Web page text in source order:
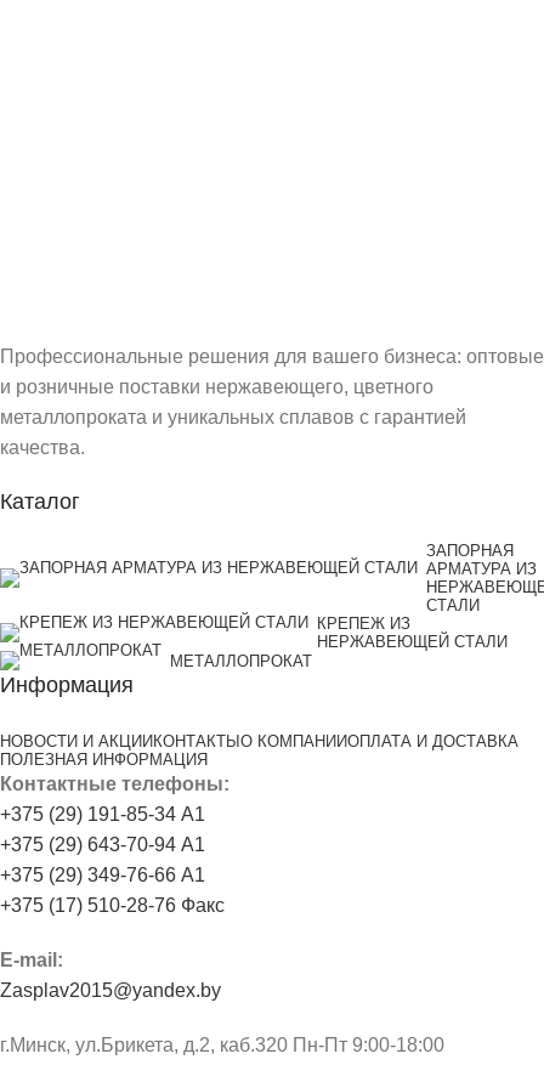
Профессиональные решения для вашего бизнеса: оптовые
и розничные поставки нержавеющего, цветного
металлопроката и уникальных сплавов с гарантией
качества.
Каталог
ЗАПОРНАЯ
АРМАТУРА ИЗ
СТАЛИ
КРЕПЕЖ ИЗ
НЕРЖАВЕЮЩЕЙ СТАЛИ
МЕТАЛЛОПРОКАТ
Информация
НОВОСТИ И АКЦИИ КОНТАКТЫ О КОМПАНИИОПЛАТА И ДОСТАВКА
ПОЛЕЗНАЯ ИНФОРМАЦИЯ
Контактные телефоны:
+375 (29) 191-85-34 А1
+375 (29) 643-70-94 А1
+375 (29) 349-76-66 А1
+375 (17) 510-28-76 Факс
E-mail:
Zasplav2015@yandex.by
г.Минск, ул.Брикета, д.2, каб.320 Пн-Пт 9:00-18:00